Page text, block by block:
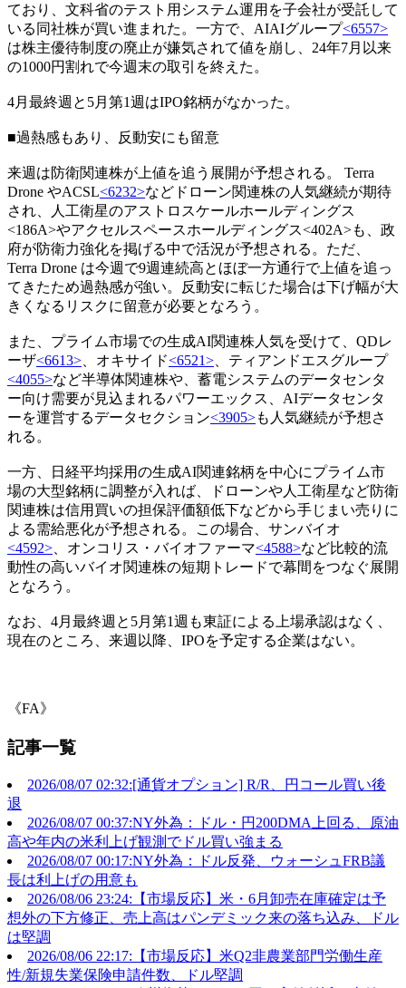
ており、文科省のテスト用システム運用を子会社が受託して
いる同社株が買い進まれた。一方で、AIAIグループ<6557>
は株主優待制度の廃止が嫌気されて値を崩し、24年7月以来
の1000円割れで今週末の取引を終えた。
4月最終週と5月第1週はIPO銘柄がなかった。
■過熱感もあり、反動安にも留意
来週は防衛関連株が上値を追う展開が予想される。 Terra
Drone やACSL<6232>などドローン関連株の人気継続が期待
され、人工衛星のアストロスケールホールディングス
<186A>やアクセルスペースホールディングス<402A>も、政
府が防衛力強化を掲げる中で活況が予想される。ただ、
Terra Drone は今週で9週連続高とほぼ一方通行で上値を追っ
てきたため過熱感が強い。反動安に転じた場合は下げ幅が大
きくなるリスクに留意が必要となろう。
また、プライム市場での生成AI関連株人気を受けて、QDレ
ーザ<6613> 、オキサイド<6521> 、ティアンドエスグループ
<4055>など半導体関連株や、蓄電システムのデータセンタ
ー向け需要が見込まれるパワーエックス、AIデータセンタ
ーを運営するデータセクション<3905>も人気継続が予想さ
れる。
一方、日経平均採用の生成AI関連銘柄を中心にプライム市
場の大型銘柄に調整が入れば、ドローンや人工衛星など防衛
関連株は信用買いの担保評価額低下などから手じまい売りに
よる需給悪化が予想される。この場合、サンバイオ
<4592> 、オンコリス・バイオファーマ<4588>など比較的流
動性の高いバイオ関連株の短期トレードで幕間をつなぐ展開
となろう。
なお、4月最終週と5月第1週も東証による上場承認はなく、
現在のところ、来週以降、IPOを予定する企業はない。
《FA》
記事一覧
2026/08/07 02:32:[通貨オプション] R/R、円コール買い後
退
2026/08/07 00:37:NY外為：ドル・円200DMA上回る、原油
高や年内の米利上げ観測でドル買い強まる
2026/08/07 00:17:NY外為：ドル反発、ウォーシュFRB議
長は利上げの用意も
2026/08/06 23:24:【市場反応】米・6月卸売在庫確定は予
想外の下方修正、売上高はパンデミック来の落ち込み、ドル
は堅調
2026/08/06 22:17:【市場反応】米Q2非農業部門労働生産
性/新規失業保険申請件数、ドル堅調